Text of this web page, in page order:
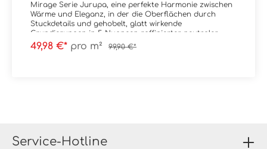
Mirage Serie Jurupa, eine perfekte Harmonie zwischen
Wärme und Eleganz, in der die Oberflächen durch
Stuckdetails und gehobelt, glatt wirkende
Grundierungen in 5 Nuancen raffinierter neutraler
Farbtöne bereichert werden.
Material: FeinsteinzeugFormat: 20x120 cmStärke: 9
49,98 €* pro m² 99,90 €*
Service-Hotline